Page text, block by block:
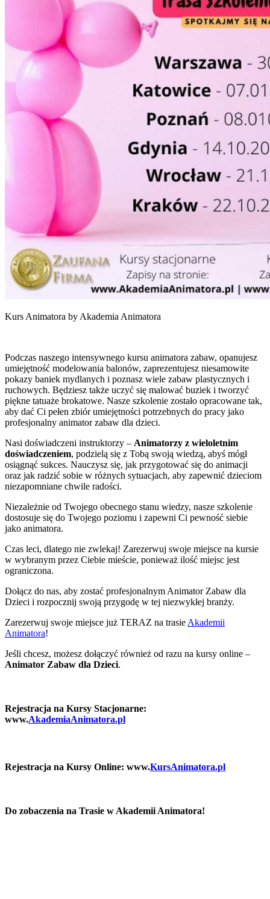
Kurs Animatora by Akademia Animatora
Podczas naszego intensywnego kursu animatora zabaw, opanujesz
umiejętność modelowania balonów, zaprezentujesz niesamowite
pokazy baniek mydlanych i poznasz wiele zabaw plastycznych i
ruchowych. Będziesz także uczyć się malować buziek i tworzyć
piękne tatuaże brokatowe. Nasze szkolenie zostało opracowane tak,
aby dać Ci pełen zbiór umiejętności potrzebnych do pracy jako
profesjonalny animator zabaw dla dzieci.
Nasi doświadczeni instruktorzy – Animatorzy z wieloletnim
doświadczeniem, podzielą się z Tobą swoją wiedzą, abyś mógł
osiągnąć sukces. Nauczysz się, jak przygotować się do animacji
oraz jak radzić sobie w różnych sytuacjach, aby zapewnić dzieciom
niezapomniane chwile radości.
Niezależnie od Twojego obecnego stanu wiedzy, nasze szkolenie
dostosuje się do Twojego poziomu i zapewni Ci pewność siebie
jako animatora.
Czas leci, dlatego nie zwlekaj! Zarezerwuj swoje miejsce na kursie
w wybranym przez Ciebie mieście, ponieważ ilość miejsc jest
ograniczona.
Dołącz do nas, aby zostać profesjonalnym Animator Zabaw dla
Dzieci i rozpocznij swoją przygodę w tej niezwykłej branży.
Zarezerwuj swoje miejsce już TERAZ na trasie Akademii
Animatora!
Jeśli chcesz, możesz dołączyć również od razu na kursy online –
Animator Zabaw dla Dzieci.
Rejestracja na Kursy Stacjonarne:
www.AkademiaAnimatora.pl
Rejestracja na Kursy Online: www.KursAnimatora.pl
Do zobaczenia na Trasie w Akademii Animatora!